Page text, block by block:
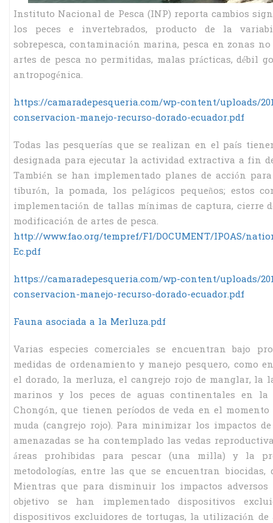
Instituto Nacional de Pesca (INP) reporta cambios
los peces e invertebrados, producto de la
sobrepesca, contaminación marina, pesca en zonas
artes de pesca no permitidas, malas prácticas, débil
antropogénica.
https://camaradepesqueria.com/wp-content/uploads/
conservacion-manejo-recurso-dorado-ecuador.pdf
Todas las pesquerías que se realizan en el país
designada para ejecutar la actividad extractiva a fin
También se han implementado planes de acción
tiburón, la pomada, los pelágicos pequeños; estos
implementación de tallas mínimas de captura, cierre
modificación de artes de pesca.
http://www.fao.org/tempref/FI/DOCUMENT/IPOAS/
Ec.pdf
https://camaradepesqueria.com/wp-content/uploads/
conservacion-manejo-recurso-dorado-ecuador.pdf
Fauna asociada a la Merluza.pdf
Varias especies comerciales se encuentran bajo
medidas de ordenamiento y manejo pesquero, como
el dorado, la merluza, el cangrejo rojo de manglar, la
marinos y los peces de aguas continentales en
Chongón, que tienen períodos de veda en el
muda (cangrejo rojo). Para minimizar los impactos
amenazadas se ha contemplado las vedas
áreas prohibidas para pescar (una milla) y la
metodologías, entre las que se encuentran
Mientras que para disminuir los impactos
objetivo se han implementado dispositivos
dispositivos excluidores de tortugas, la utilización